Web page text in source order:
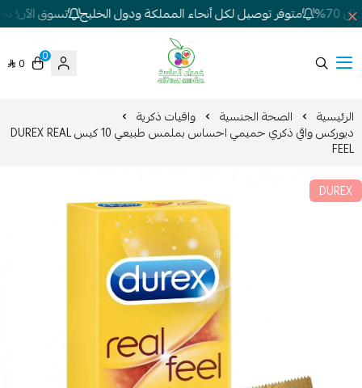
متوفر توصيل لكل أنحاء المملكة ودول الخليج تسوق الآن!
شركة غيداء المتطورة الطبية
0
0
الرئيسية الصحة الجنسية واقيات ذكرية
ديوركس واقي ذكري حميمي احساس بملمس طبيعي 10 كيس DUREX REAL
FEEL
DUREX